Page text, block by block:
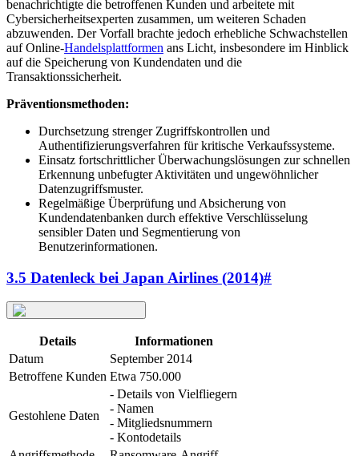
benachrichtigte die betroffenen Kunden und arbeitete mit
Cybersicherheitsexperten zusammen, um weiteren Schaden
abzuwenden. Der Vorfall brachte jedoch erhebliche Schwachstellen
auf Online-Handelsplattformen ans Licht, insbesondere im Hinblick
auf die Speicherung von Kundendaten und die
Transaktionssicherheit.
Präventionsmethoden:
Durchsetzung strenger Zugriffskontrollen und
Authentifizierungsverfahren für kritische Verkaufssysteme.
Einsatz fortschrittlicher Überwachungslösungen zur schnellen
Erkennung unbefugter Aktivitäten und ungewöhnlicher
Datenzugriffsmuster.
Regelmäßige Überprüfung und Absicherung von
Kundendatenbanken durch effektive Verschlüsselung
sensibler Daten und Segmentierung von
Benutzerinformationen.
3.5 Datenleck bei Japan Airlines (2014)#
Details
Informationen
Datum
September 2014
Betroffene Kunden Etwa 750.000
Gestohlene Daten
- Details von Vielfliegern
- Namen
- Mitgliedsnummern
- Kontodetails